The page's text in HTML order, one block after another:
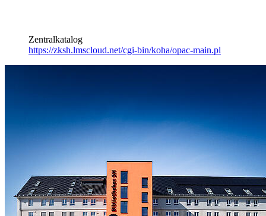
Zentralkatalog
https://zksh.lmscloud.net/cgi-bin/koha/opac-main.pl